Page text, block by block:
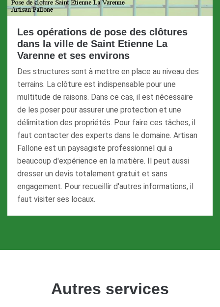
Les opérations de pose des clôtures
dans la ville de Saint Etienne La
Varenne et ses environs
Des structures sont à mettre en place au niveau des
terrains. La clôture est indispensable pour une
multitude de raisons. Dans ce cas, il est nécessaire
de les poser pour assurer une protection et une
délimitation des propriétés. Pour faire ces tâches, il
faut contacter des experts dans le domaine. Artisan
Fallone est un paysagiste professionnel qui a
beaucoup d'expérience en la matière. Il peut aussi
dresser un devis totalement gratuit et sans
engagement. Pour recueillir d'autres informations, il
faut visiter ses locaux.
Autres services